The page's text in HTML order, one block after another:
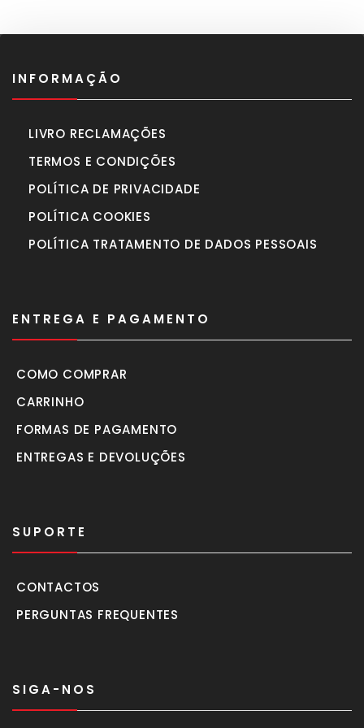
INFORMAÇÃO
LIVRO RECLAMAÇÕES
TERMOS E CONDIÇÕES
POLÍTICA DE PRIVACIDADE
POLÍTICA COOKIES
POLÍTICA TRATAMENTO DE DADOS PESSOAIS
ENTREGA E PAGAMENTO
COMO COMPRAR
CARRINHO
FORMAS DE PAGAMENTO
ENTREGAS E DEVOLUÇÕES
SUPORTE
CONTACTOS
PERGUNTAS FREQUENTES
SIGA-NOS